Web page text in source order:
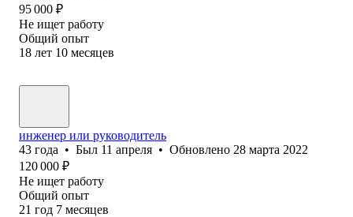
95 000 ₽
Не ищет работу
Общий опыт
18 лет 10 месяцев
инженер или руководитель
43 года • Был 11 апреля • Обновлено 28 марта 2022
120 000 ₽
Не ищет работу
Общий опыт
21 год 7 месяцев